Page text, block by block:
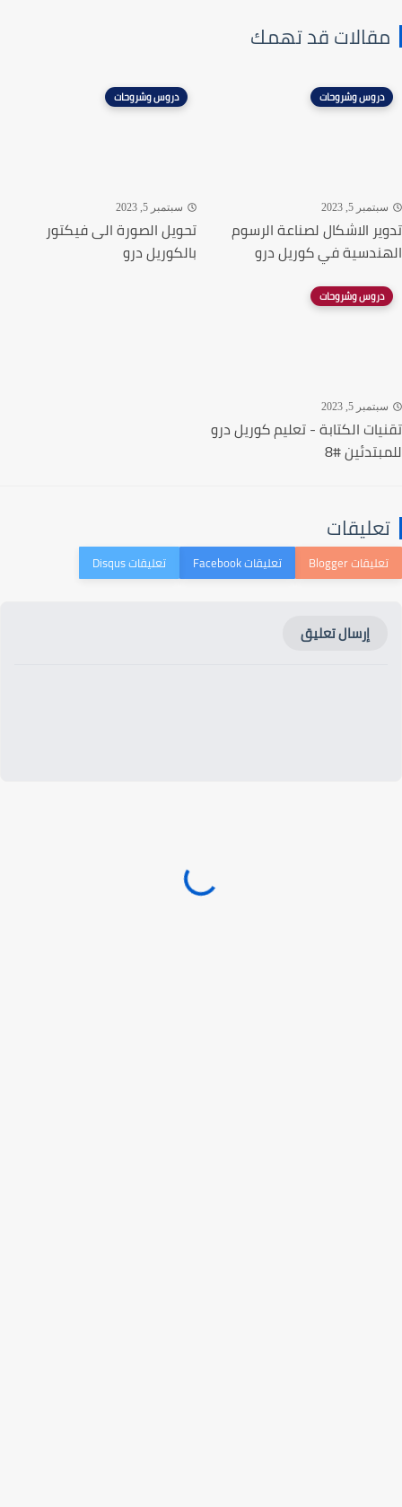
قد تهمك
دروس وشروحات
5, 2023
الاشكال لصناعة الرسوم
في كوريل درو
دروس وشروحات
سبتمبر 5, 2023
تحويل الصورة الى فيكتور
بالكوريل درو
دروس وشروحات
5, 2023
الكتابة - تعليم كوريل درو
#8
إرسال تعليق